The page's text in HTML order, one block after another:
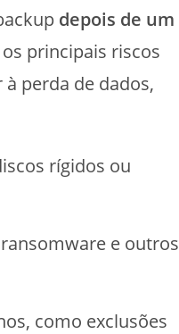
depois de um
principais riscos
perda de dados,
rígidos ou
e outros
como exclusões